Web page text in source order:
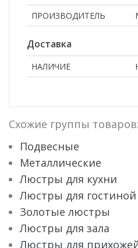
ПРОИЗВОДИТЕЛЬ
Доставка
НАЛИЧИЕ
Схожие группы товаров:
Подвесные
Металлические
Люстры для кухни
Люстры для гостиной
Золотые люстры
Люстры для зала
Люстры для